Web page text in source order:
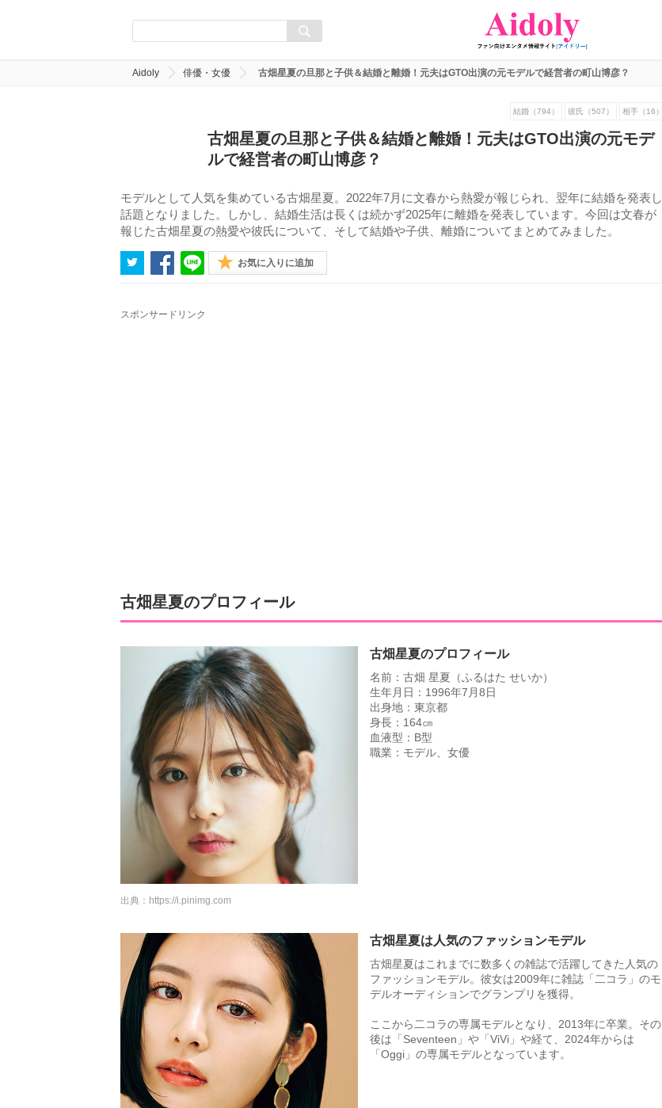
Aidoly 俳優・女優 古畑星夏の旦那と子供＆結婚と離婚！元夫はGTO出演の元モデルで経営者の町山博彦？
結婚（794） 彼氏（507） 相手（16）
古畑星夏の旦那と子供＆結婚と離婚！元夫はGTO出演の元モデ
ルで経営者の町山博彦？
モデルとして人気を集めている古畑星夏。2022年7月に文春から熱愛が報じられ、翌年に結婚を発表し
話題となりました。しかし、結婚生活は長くは続かず2025年に離婚を発表しています。今回は文春が
報じた古畑星夏の熱愛や彼氏について、そして結婚や子供、離婚についてまとめてみました。
お気に入りに追加
スポンサードリンク
古畑星夏のプロフィール
古畑星夏のプロフィール
名前：古畑 星夏（ふるはた せいか）
生年月日：1996年7月8日
出身地：東京都
身長：164㎝
血液型：B型
職業：モデル、女優
出典： https://i.pinimg.com
古畑星夏は人気のファッションモデル
古畑星夏はこれまでに数多くの雑誌で活躍してきた人気の
ファッションモデル。彼女は2009年に雑誌「二コラ」のモ
デルオーディションでグランプリを獲得。
ここから二コラの専属モデルとなり、2013年に卒業。その
後は「Seventeen」や「ViVi」や経て、2024年からは
「Oggi」の専属モデルとなっています。